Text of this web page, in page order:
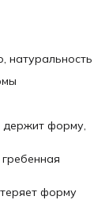
натуральность
держит форму,
форму